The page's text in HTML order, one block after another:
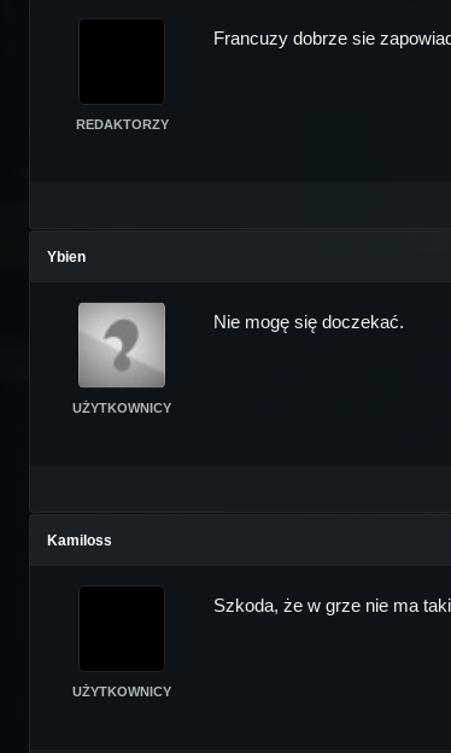
REDAKTORZY
Francuzy dobrze sie
Ybien
UŻYTKOWNICY
Nie mogę się doczekać.
Kamiloss
UŻYTKOWNICY
Szkoda, że w grze nie ma